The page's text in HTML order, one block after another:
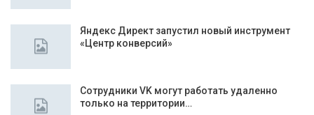
Яндекс Директ запустил новый инструмент
«Центр конверсий»
Сотрудники VK могут работать удаленно
только на территории…